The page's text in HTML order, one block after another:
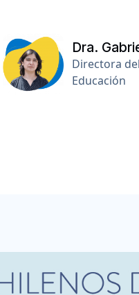
Dra.
Directora
Educación